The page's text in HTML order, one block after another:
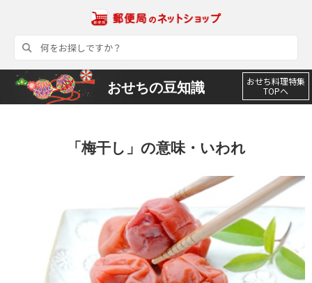
おせちの豆知識
おせち料理特集
TOPへ
「梅干し」の意味・いわれ